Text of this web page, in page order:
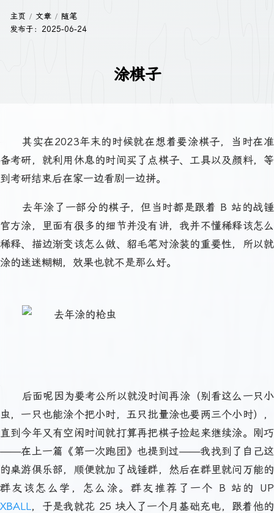
主页 文章
随笔
发布于： 2025-06-24
涂棋子
其实在2023年末的时候就在想着要涂棋子，当时在准
备考研，就利用休息的时间买了点棋子、工具以及颜料，等
到考研结束后在家一边看剧一边拼。
去年涂了一部分的棋子，但当时都是跟着 B 站的战锤
官方涂，里面有很多的细节并没有讲，我并不懂稀释该怎么
稀释、描边渐变该怎么做、貂毛笔对涂装的重要性，所以就
涂的迷迷糊糊，效果也就不是那么好。
后面呢因为要考公所以就没时间再涂（别看这么一只小
虫，一只也能涂个把小时，五只批量涂也要两三个小时），
直到今年又有空闲时间就打算再把棋子捡起来继续涂。刚巧
——在上一篇《第一次跑团》也提到过——我找到了自己这
的桌游俱乐部，顺便就加了战锤群，然后在群里就问万能的
群友该怎么学，怎么涂。群友推荐了一个 B 站的 UP
XBALL，于是我就花 25 块入了一个月基础充电，跟着他的